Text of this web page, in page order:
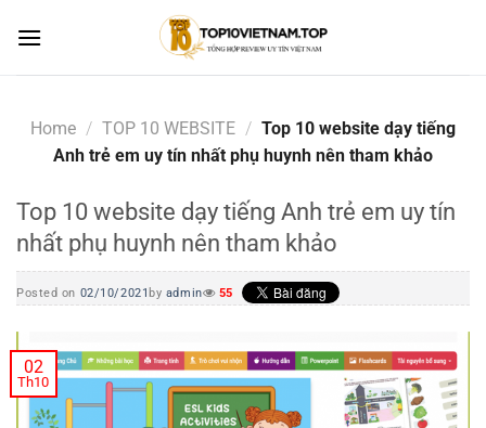
Home / TOP 10 WEBSITE / Top 10 website dạy tiếng
Anh trẻ em uy tín nhất phụ huynh nên tham khảo
Top 10 website dạy tiếng Anh trẻ em uy tín
nhất phụ huynh nên tham khảo
Posted on 02/10/2021 by admin 55
02
Th10